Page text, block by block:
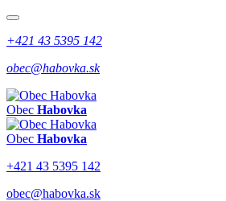
+421 43 5395 142
obec@habovka.sk
Obec Habovka
Obec Habovka
+421 43 5395 142
obec@habovka.sk